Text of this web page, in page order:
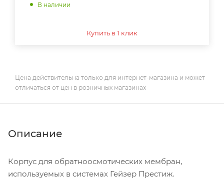
В наличии
Купить в 1 клик
Цена действительна только для интернет-магазина и может
отличаться от цен в розничных магазинах
Описание
Корпус для обратноосмотических мембран,
используемых в системах Гейзер Престиж.